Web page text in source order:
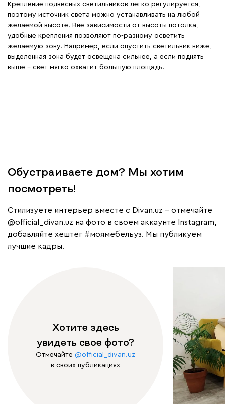
Крепление подвесных светильников легко регулируется,
поэтому источник света можно устанавливать на любой
желаемой высоте. Вне зависимости от высоты потолка,
удобные крепления позволяют по-разному осветить
желаемую зону. Например, если опустить светильник ниже,
выделенная зона будет освещена сильнее, а если поднять
выше – свет мягко охватит большую площадь.
Обустраиваете дом? Мы хотим
посмотреть!
Cтилизуете интерьер вместе с Divan.uz – отмечайте
@official_divan.uz на фото в своем аккаунте Instagram,
добавляйте хештег #моямебельуз. Мы публикуем
лучшие кадры.
Хотите здесь
увидеть свое фото?
Отмечайте @official_divan.uz
в своих публикациях